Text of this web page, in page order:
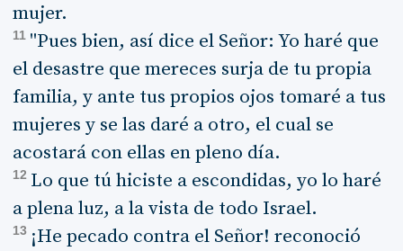
mujer.
11 "Pues bien, así dice el Señor: Yo haré que
el desastre que mereces surja de tu propia
familia, y ante tus propios ojos tomaré a tus
mujeres y se las daré a otro, el cual se
acostará con ellas en pleno día.
12 Lo que tú hiciste a escondidas, yo lo haré
a plena luz, a la vista de todo Israel.
13 ¡He pecado contra el Señor! reconoció